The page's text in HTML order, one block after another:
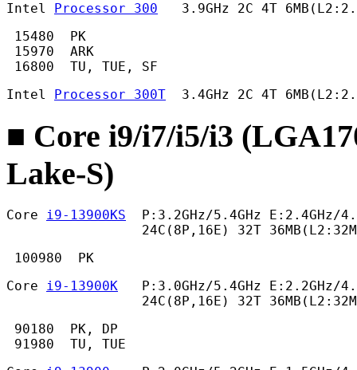
Intel
Processor 300
3.9GHz 2C 4T
15480  PK
15970  ARK
16800  TU, TUE, SF
Intel
Processor 300T
3.4GHz 2C 4T
■ Core i9/i7/i5/i3
Lake-S)
Core i9-13900KS
P:3.2GHz/5.4GHz E:2.4GHz/
24C(8P,16E) 32T
100980  PK
Core i9-13900K
P:3.0GHz/5.4GHz E:2.2GHz/
24C(8P,16E) 32T
90180  PK, DP
91980  TU, TUE